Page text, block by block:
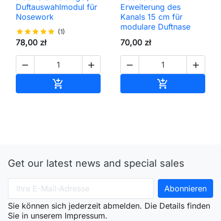
Duftauswahlmodul für
Nosework
starstarstarstarstar (1)
78,00 zł
 

Erweiterung des
Kanals 15 cm für
modulare Duftnase
70,00 zł
 

Get our latest news and special sales
Sie können sich jederzeit abmelden. Die Details finden
Sie in unserem Impressum.